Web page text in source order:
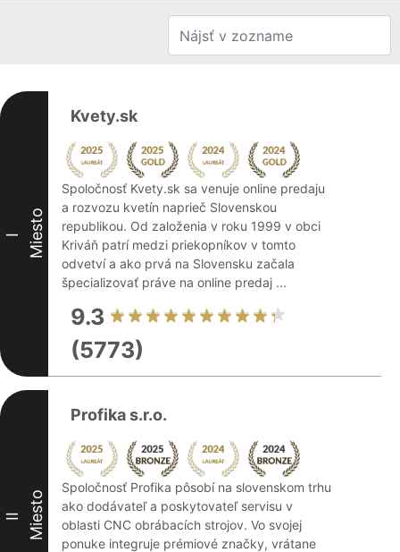
I Miesto
Kvety.sk
Spoločnosť Kvety.sk sa venuje online predaju
a rozvozu kvetín naprieč Slovenskou
republikou. Od založenia v roku 1999 v obci
Kriváň patrí medzi priekopníkov v tomto
odvetví a ako prvá na Slovensku začala
špecializovať práve na online predaj ...
9.3
(5773)
II Miesto
Profika s.r.o.
Spoločnosť Profika pôsobí na slovenskom trhu
ako dodávateľ a poskytovateľ servisu v
oblasti CNC obrábacích strojov. Vo svojej
ponuke integruje prémiové značky, vrátane